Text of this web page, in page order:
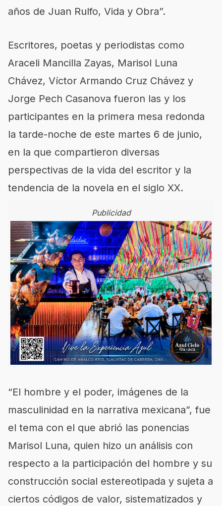
años de Juan Rulfo, Vida y Obra”.
Escritores, poetas y periodistas como
Araceli Mancilla Zayas, Marisol Luna
Chávez, Víctor Armando Cruz Chávez y
Jorge Pech Casanova fueron las y los
participantes en la primera mesa redonda
la tarde-noche de este martes 6 de junio,
en la que compartieron diversas
perspectivas de la vida del escritor y la
tendencia de la novela en el siglo XX.
Publicidad
“El hombre y el poder, imágenes de la
masculinidad en la narrativa mexicana”, fue
el tema con el que abrió las ponencias
Marisol Luna, quien hizo un análisis con
respecto a la participación del hombre y su
construcción social estereotipada y sujeta a
ciertos códigos de valor, sistematizados y